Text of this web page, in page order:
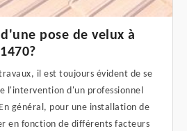
pose de velux à
il est toujours évident de se
l'intervention d'un professionnel
général, pour une installation de
en fonction de différents facteurs